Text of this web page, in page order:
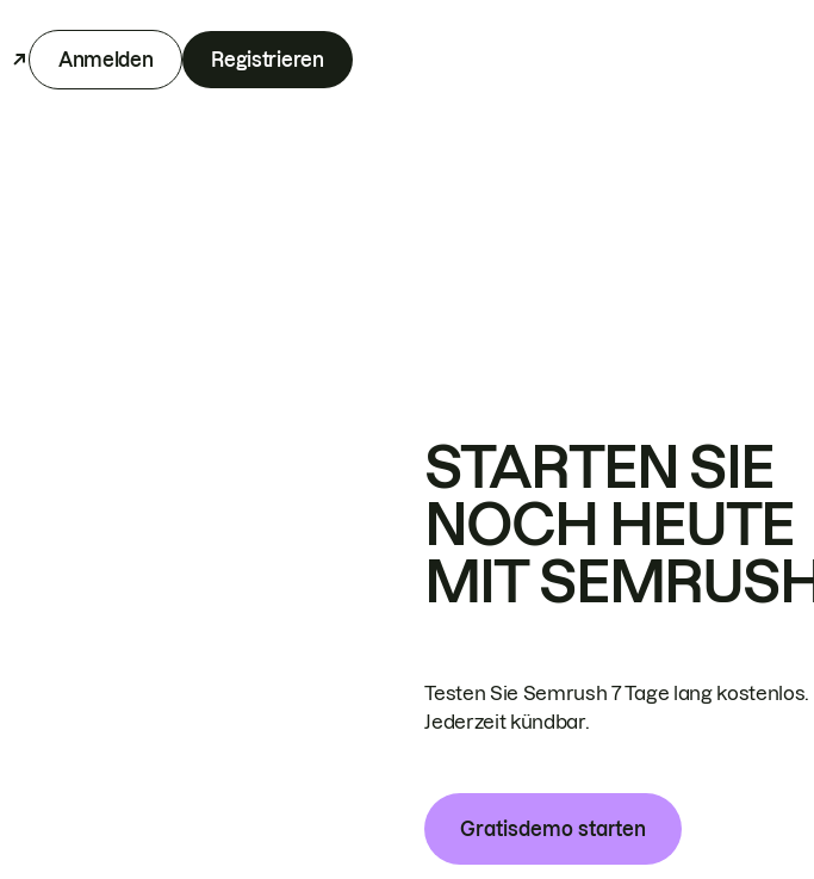
Anmelden Registrieren
STARTEN SIE
NOCH HEUTE
MIT
Testen Sie Semrush 7 Tage lang kostenlos.
Jederzeit kündbar.
Gratisdemo starten